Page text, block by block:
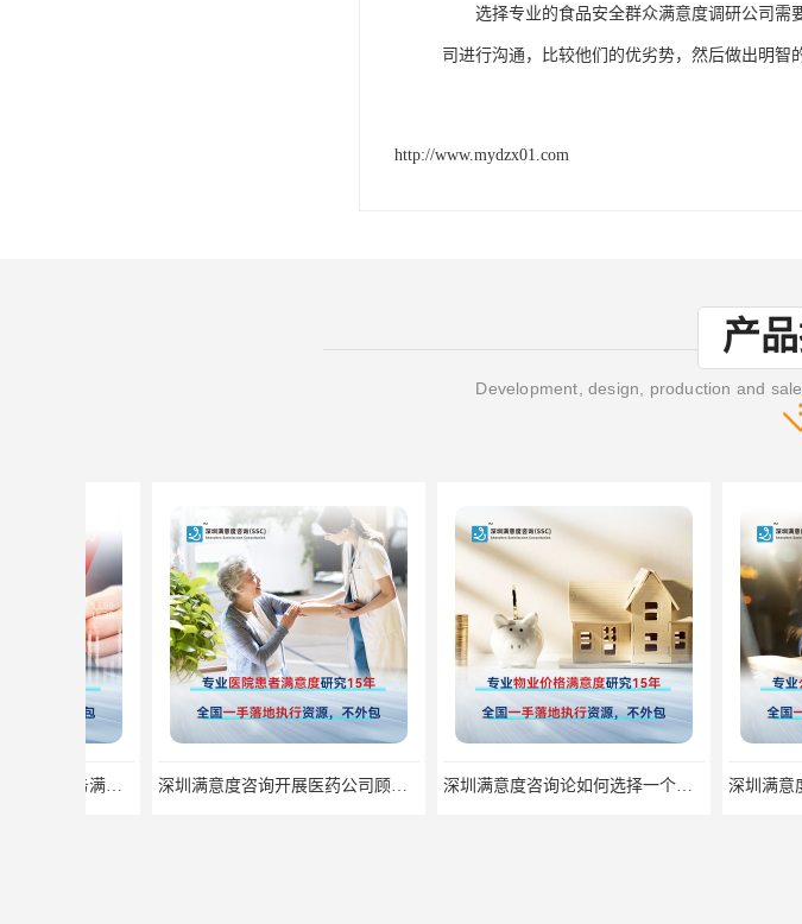
选择专业的食品安全群众满意度调研公司 需
司 进行沟通，比较他们的优劣势，然后做出明智
http://www.mydzx01.com
产
Development, design, production and
深圳满意度咨询开展医药公司顾客满意度调查 深圳满意度咨询论如何选择一个好的物业满意度公司